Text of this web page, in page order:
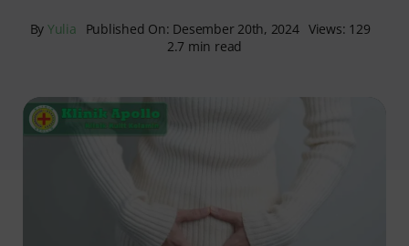
By Yulia Published On: Desember 20th, 2024 Views: 129
2.7 min read